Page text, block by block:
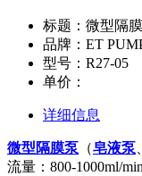
标题：微型隔
品牌：ET
型号：R27-05
单价：
详细信息
微型隔膜泵 （皂液泵
流量：800-1000ml/